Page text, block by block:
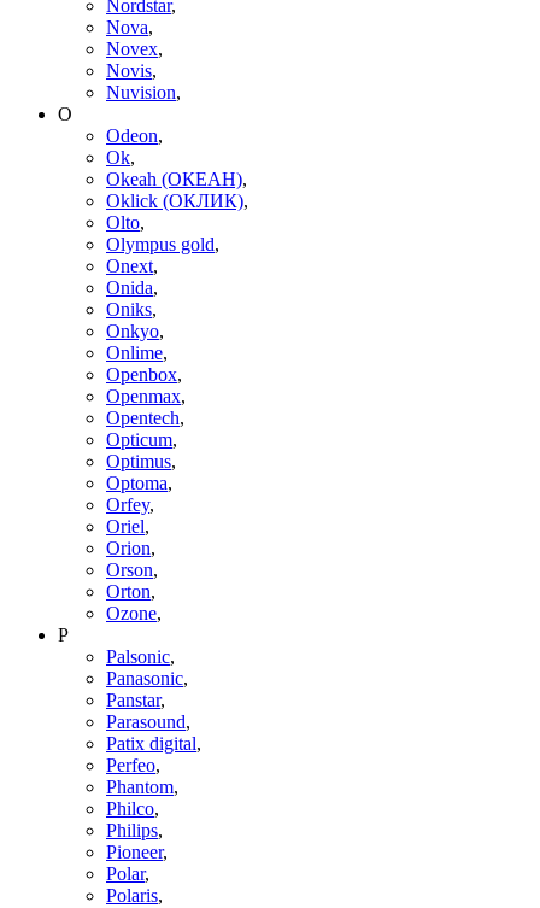
Nordstar,
Nova,
Novex,
Novis,
Nuvision,
O
Odeon,
Ok,
Okeah (ОКЕАН),
Oklick (ОКЛИК),
Olto,
Olympus gold,
Onext,
Onida,
Oniks,
Onkyo,
Onlime,
Openbox,
Openmax,
Opentech,
Opticum,
Optimus,
Optoma,
Orfey,
Oriel,
Orion,
Orson,
Orton,
Ozone,
P
Palsonic,
Panasonic,
Panstar,
Parasound,
Patix digital,
Perfeo,
Phantom,
Philco,
Philips,
Pioneer,
Polar,
Polaris,